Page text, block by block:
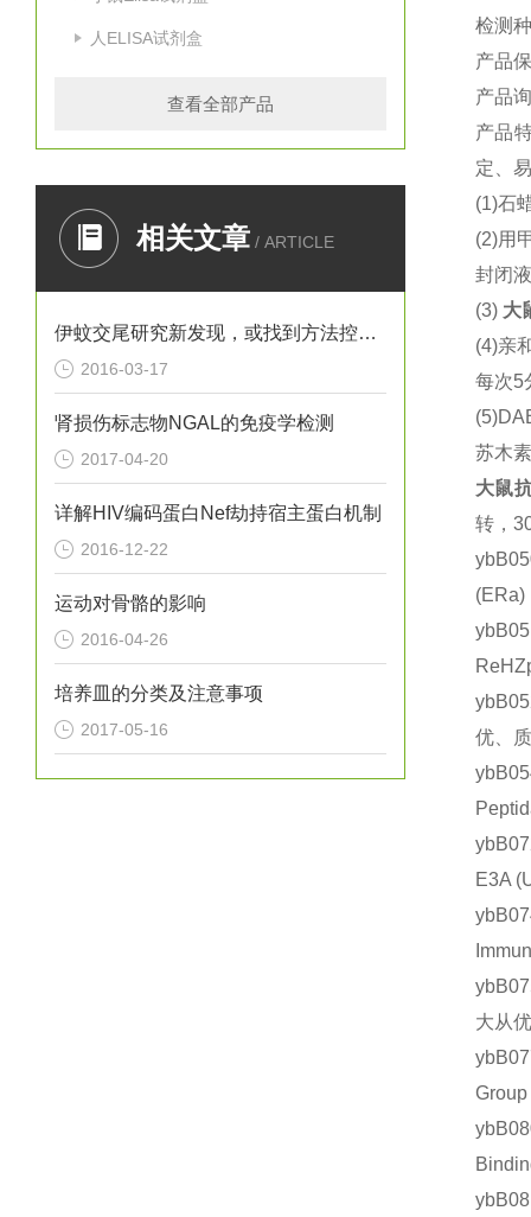
人ELISA试剂盒
查看全部产品
相关文章 / ARTICLE
伊蚊交尾研究新发现，或找到方法控制寨卡病毒
2016-03-17
肾损伤标志物NGAL的免疫学检测
2017-04-20
详解HIV编码蛋白Nef劫持宿主蛋白机制
2016-12-22
运动对骨骼的影响
2016-04-26
培养皿的分类及注意事项
2017-05-16
检测
产品
产品
产品
定、
(1)石
(2)用
封闭
(3) 大
(4)亲
每次5
苏木
大鼠
转，
优、
E3A
大从